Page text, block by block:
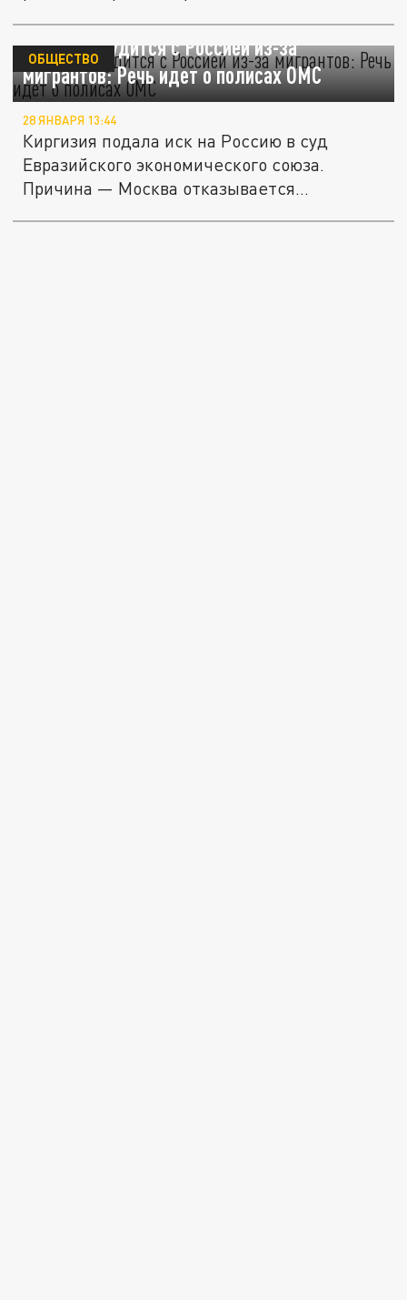
Киргизия судится с Россией из-за
мигрантов: Речь идет о полисах ОМС
ОБЩЕСТВО
28 ЯНВАРЯ 13:44
Киргизия подала иск на Россию в суд
Евразийского экономического союза.
Причина — Москва отказывается